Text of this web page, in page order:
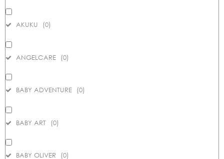
AKUKU (0)
ANGELCARE (0)
BABY ADVENTURE (0)
BABY ART (0)
BABY OLIVER (0)